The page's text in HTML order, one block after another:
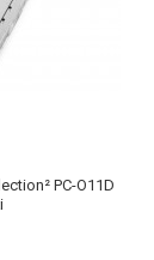
PC-O11D